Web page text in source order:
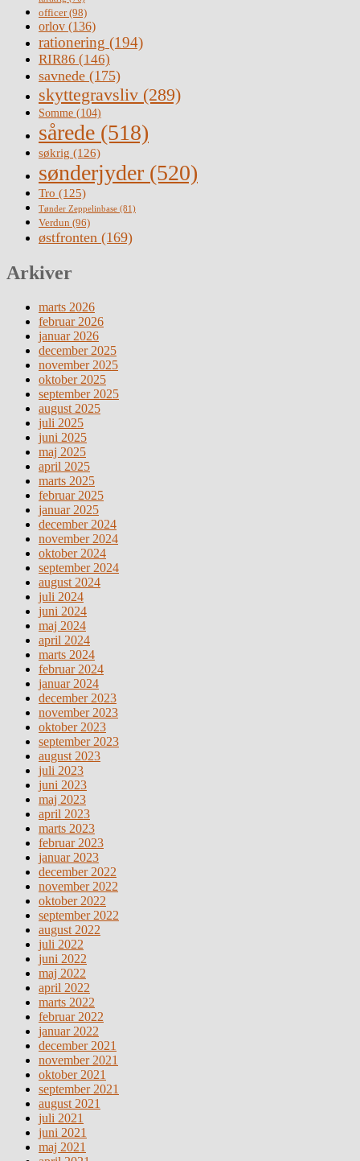
officer(98)
orlov (136)
rationering (194)
RIR86 (146)
savnede (175)
skyttegravsliv (289)
Somme (104)
sårede (518)
søkrig (126)
sønderjyder (520)
Tro (125)
Tønder Zeppelinbase (81)
Verdun (96)
østfronten (169)
Arkiver
marts 2026
februar 2026
januar 2026
december 2025
november 2025
oktober 2025
september 2025
august 2025
juli 2025
juni 2025
maj 2025
april 2025
marts 2025
februar 2025
januar 2025
december 2024
november 2024
oktober 2024
september 2024
august 2024
juli 2024
juni 2024
maj 2024
april 2024
marts 2024
februar 2024
januar 2024
december 2023
november 2023
oktober 2023
september 2023
august 2023
juli 2023
juni 2023
maj 2023
april 2023
marts 2023
februar 2023
januar 2023
december 2022
november 2022
oktober 2022
september 2022
august 2022
juli 2022
juni 2022
maj 2022
april 2022
marts 2022
februar 2022
januar 2022
december 2021
november 2021
oktober 2021
september 2021
august 2021
juli 2021
juni 2021
maj 2021